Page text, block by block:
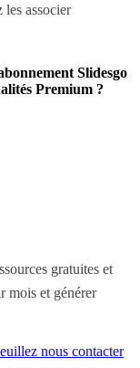
les associer
Slidesgo
Premium ?
gratuites et
mois et générer
nous contacter